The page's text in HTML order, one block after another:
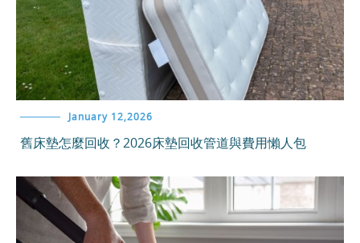
January 12,2026
舊床墊怎麼回收？2026床墊回收管道與費用懶人包